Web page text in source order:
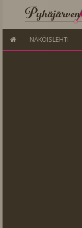
NÄKÖISLEHTI